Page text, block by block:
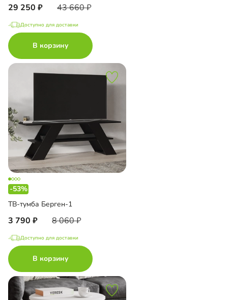
29 250 43 660
Доступно для доставки
В корзину
-53%
ТВ-тумба Берген-1
3 790 8 060
Доступно для доставки
В корзину